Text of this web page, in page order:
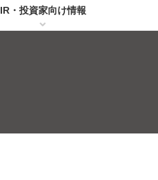
IR・投資家向け情報